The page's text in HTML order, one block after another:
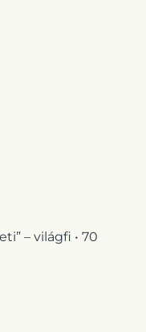
– világfi • 70